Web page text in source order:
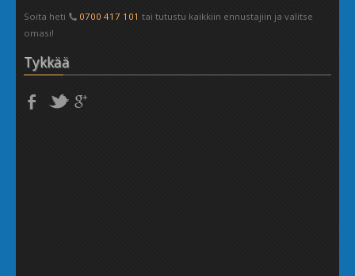
Soita heti 0700 417 101 tai tutustu kaikkiin ennustajiin ja valitse
omasi!
Tykkää